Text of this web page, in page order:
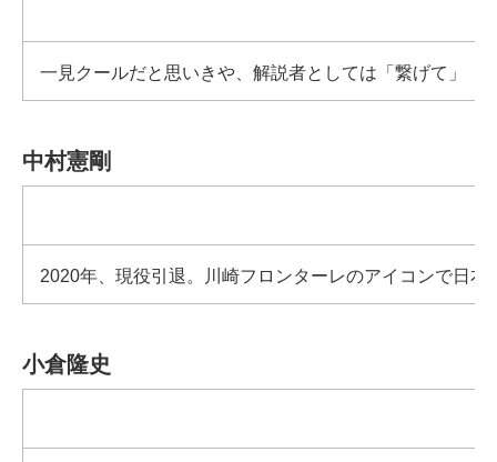
一見クールだと思いきや、解説者としては「繋げて」
中村憲剛
2020年、現役引退。川崎フロンターレのアイコンで日
小倉隆史